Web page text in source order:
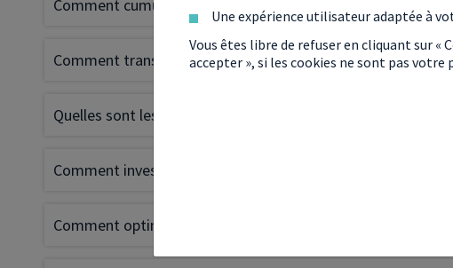
Comment cumuler loi Malraux et déficit foncier ?
Comment transmettre un bien Pinel à ses enfants ?
Quelles sont les charges déductibles des revenus fonciers ?
Comment investir dans l’ancien en LMNP (location meublée
Comment optimiser ses revenus grâce à l’amortissement
Une expérience utilisateur adaptée à
Vous êtes libre de refuser en cliquant sur «
accepter », si les cookies ne sont pas votre